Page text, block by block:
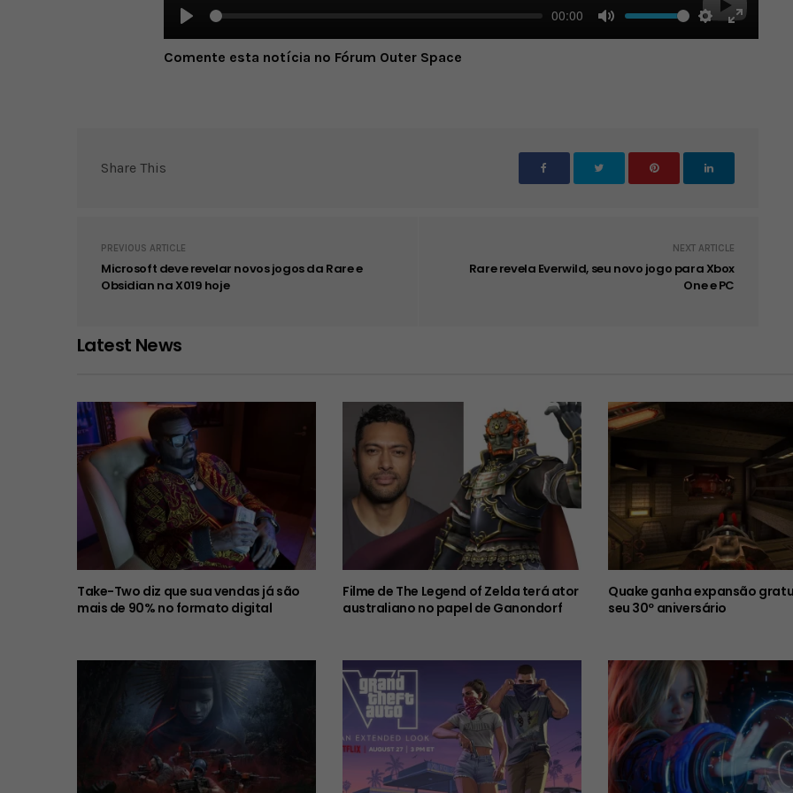
Play
00:00
Mute Settings
Enter
Comente esta notícia no Fórum Outer Space
Share This
PREVIOUS ARTICLE
Microsoft deve revelar novos jogos da Rare e
Obsidian na X019 hoje
NEXT ARTICLE
Rare revela Everwild, seu novo jogo para Xbox
One e PC
Latest News
Take-Two diz que sua vendas já são
mais de 90% no formato digital
Filme de The Legend of Zelda terá ator
australiano no papel de Ganondorf
Quake ganha expansão
seu 30º aniversário